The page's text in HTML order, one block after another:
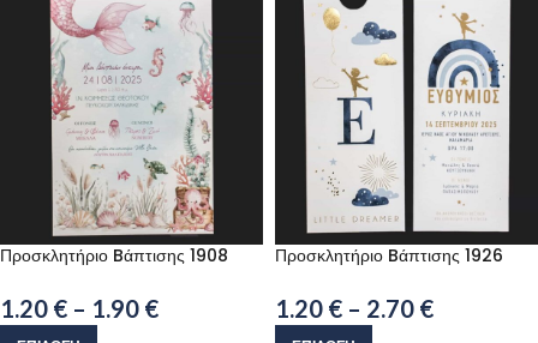
Προσκλητήριο Bάπτισης 1908
1.20 € – 1.90 €
Προσκλητήριο Bάπτισης 1926
1.20 € – 2.70 €